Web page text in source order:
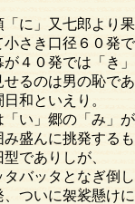
に」又七郎より
小さき口径６０発
４０発では「き
るのは男の恥で
和といえり。
い」郷の「み」
盛んに挑発する
でありしが、
バッタとなぎ倒
ついに袈裟懸け